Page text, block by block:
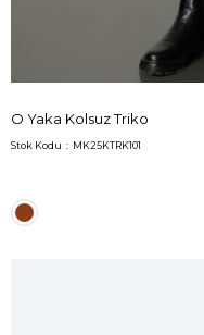
O Yaka Kolsuz Triko
Stok Kodu MK25KTRK101